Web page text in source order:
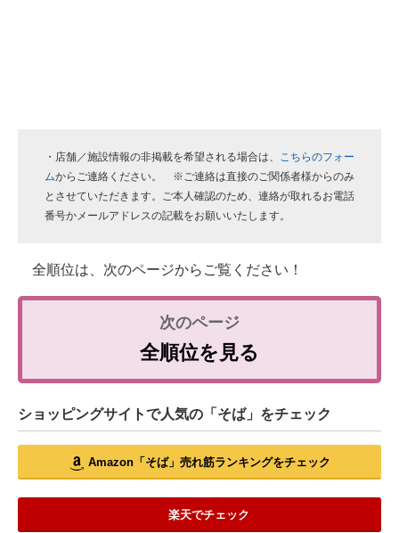
・店舗／施設情報の非掲載を希望される場合は、 こちらのフォー
ムからご連絡ください。 ※ご連絡は直接のご関係者様からのみ
とさせていただきます。ご本人確認のため、連絡が取れるお電話
番号かメールアドレスの記載をお願いいたします。
全順位は、次のページからご覧ください！
全順位を見る
ショッピングサイトで人気の「そば」をチェック
Amazon「そば」売れ筋ランキングをチェック
楽天でチェック